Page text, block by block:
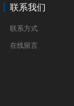
联系我们
联系方式
在线留言